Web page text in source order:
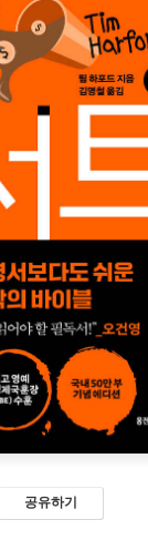
공유하기